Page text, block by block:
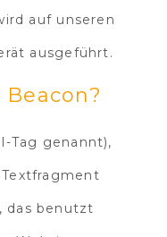
auf unseren
ausgeführt.
Tag genannt),
das benutzt